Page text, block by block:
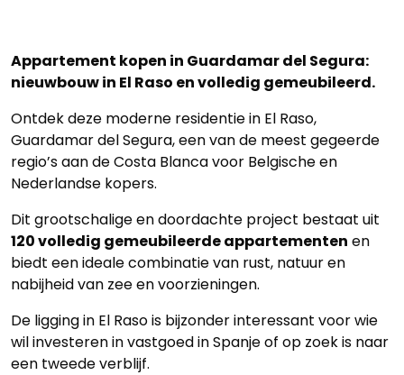
Appartement kopen in Guardamar del Segura:
nieuwbouw in El Raso en volledig gemeubileerd.
Ontdek deze moderne residentie in El Raso,
Guardamar del Segura, een van de meest gegeerde
regio’s aan de Costa Blanca voor Belgische en
Nederlandse kopers.
Dit grootschalige en doordachte project bestaat uit
120 volledig gemeubileerde appartementen en
biedt een ideale combinatie van rust, natuur en
nabijheid van zee en voorzieningen.
De ligging in El Raso is bijzonder interessant voor wie
wil investeren in vastgoed in Spanje of op zoek is naar
een tweede verblijf.